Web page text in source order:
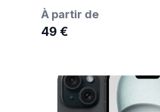
À partir de
49 €